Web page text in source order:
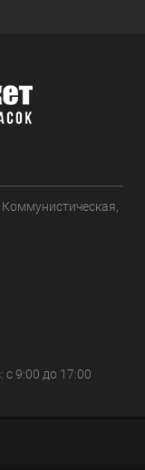
с 9:00 до 17:00